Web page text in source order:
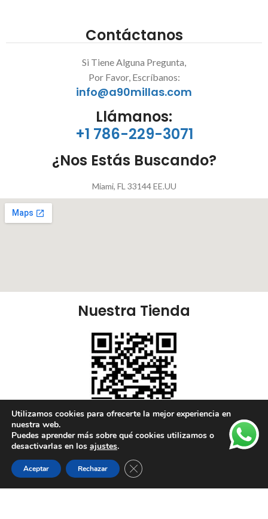
Contáctanos
Si Tiene Alguna Pregunta,
Por Favor, Escríbanos:
info@a90millas.com
Llámanos:
+1 786-229-3071
¿Nos Estás Buscando?
Miami, FL 33144 EE.UU
Nuestra Tienda
Nuestras Redes:
de deseos
CarritoMi cuenta
Utilizamos cookies para ofrecerte la mejor experiencia en
nuestra web.
Puedes aprender más sobre qué cookies utilizamos o
desactivarlas en los ajustes.
Aceptar Rechazar Cerrar el banner de cookies RGPD